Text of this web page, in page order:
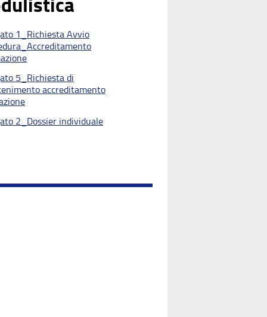
1_Richiesta Avvio
5_Richiesta di
accreditamento
2_Dossier individuale